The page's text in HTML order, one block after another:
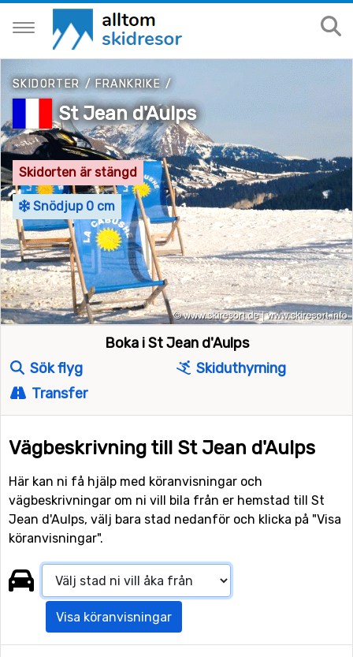
SKIDORTER/FRANKRIKE/
St Jean d'Aulps
Skidorten är stängd
Snödjup 0 cm
Boka i St Jean d'Aulps
Sök flyg
Skiduthyrning
Transfer
Vägbeskrivning till St Jean d'Aulps
Här kan ni få hjälp med köranvisningar och
vägbeskrivningar om ni vill bila från er hemstad till St
Jean d'Aulps, välj bara stad nedanför och klicka på "Visa
köranvisningar".
Visa köranvisningar